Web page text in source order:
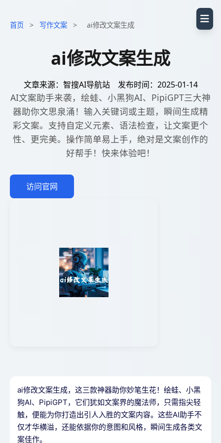
首页 > 写作文案 > ai修改文案生成
ai修改文案生成
文章来源：智搜AI导航站 发布时间：2025-01-14
AI文案助手来袭，绘蛙、小黑狗AI、PipiGPT三大神
器助你文思泉涌！输入关键词或主题，瞬间生成精
彩文案。支持自定义元素、语法检查，让文案更个
性、更完美。操作简单易上手，绝对是文案创作的
好帮手！快来体验吧！
访问官网
ai修改文案生成，这三款神器助你妙笔生花！绘蛙、小黑
狗AI、PipiGPT，它们犹如文案界的魔法师，只需指尖轻
触，便能为你打造出引人入胜的文案内容。这些AI助手不
仅才华横溢，还能依据你的意图和风格，瞬间生成各类文
案佳作。